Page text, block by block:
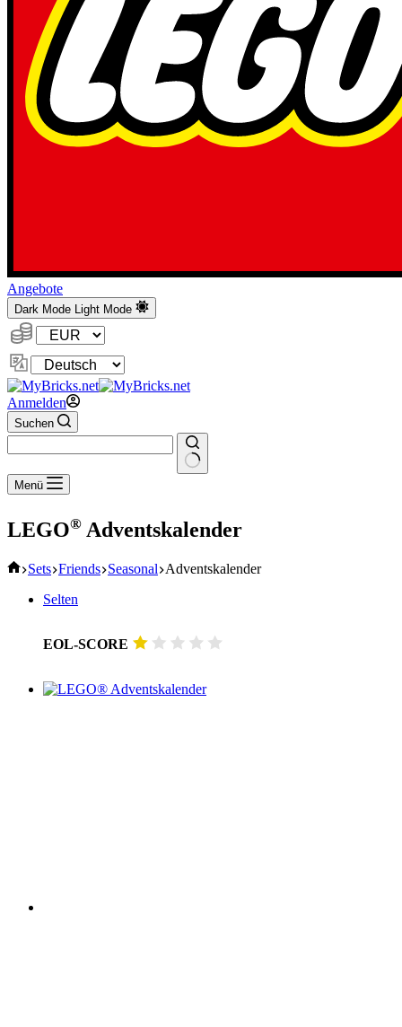
Angebote
Dark Mode Light Mode
Währung:
Sprache
ändern
Anmelden
Suchen
Keine
Ergebnisse
Menü
LEGO® Adventskalender
Start
Sets Friends Seasonal Adventskalender
Selten
EOL-SCORE